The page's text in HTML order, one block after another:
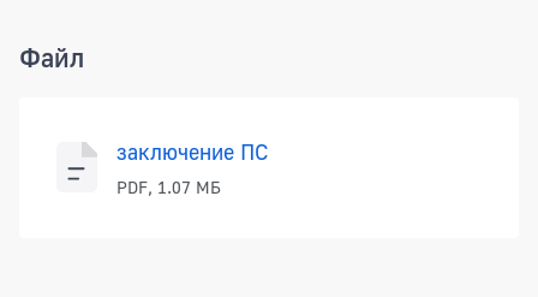
Заключение о результатах
Файл
заключение ПС
PDF, 1.07 МБ